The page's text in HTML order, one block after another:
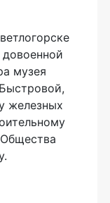
довоенной
музея
железных
Общества